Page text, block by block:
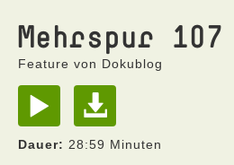
Mehrspur 107
Feature von Dokublog
Dauer: 28:59 Minuten